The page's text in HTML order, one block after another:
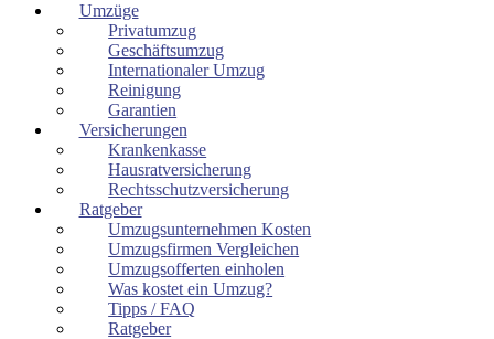
Umzüge
Privatumzug
Geschäftsumzug
Internationaler Umzug
Reinigung
Garantien
Versicherungen
Krankenkasse
Hausratversicherung
Rechtsschutzversicherung
Ratgeber
Umzugsunternehmen Kosten
Umzugsfirmen Vergleichen
Umzugsofferten einholen
Was kostet ein Umzug?
Tipps / FAQ
Ratgeber